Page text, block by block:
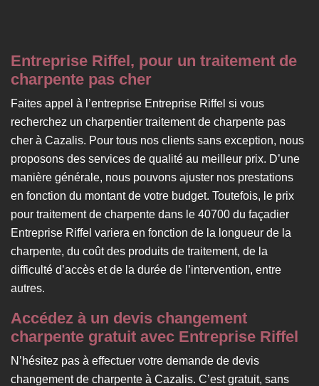
Entreprise Riffel, pour un traitement de
charpente pas cher
Faites appel à l’entreprise Entreprise Riffel si vous
recherchez un charpentier traitement de charpente pas
cher à Cazalis. Pour tous nos clients sans exception, nous
proposons des services de qualité au meilleur prix. D’une
manière générale, nous pouvons ajuster nos prestations
en fonction du montant de votre budget. Toutefois, le prix
pour traitement de charpente dans le 40700 du façadier
Entreprise Riffel variera en fonction de la longueur de la
charpente, du coût des produits de traitement, de la
difficulté d’accès et de la durée de l’intervention, entre
autres.
Accédez à un devis changement
charpente gratuit avec Entreprise Riffel
N’hésitez pas à effectuer votre demande de devis
changement de charpente à Cazalis. C’est gratuit, sans